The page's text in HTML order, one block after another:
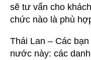
sẽ tư vấn cho
chức nào là phù
Thái Lan – Các
nước này: các